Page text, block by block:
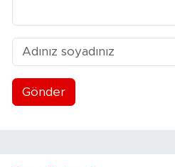
Gönder